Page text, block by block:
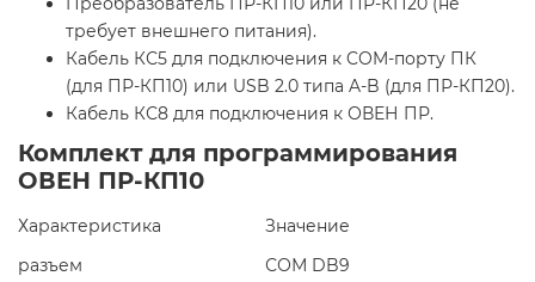
требует внешнего питания).
Кабель КС5 для подключения к COM-порту ПК
(для ПР-КП10) или USB 2.0 типа A-B (для ПР-КП20).
Кабель КС8 для подключения к ОВЕН ПР.
Комплект для программирования
ОВЕН ПР-КП10
Характеристика
Значение
разъем
СОМ DB9